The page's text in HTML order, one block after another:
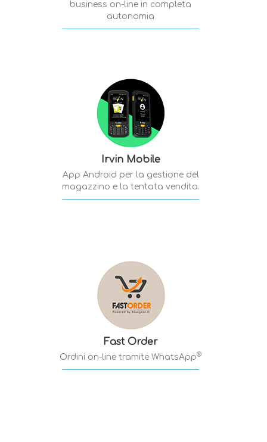
business on-line in completa
autonomia
Irvin Mobile
App Android per la gestione del
magazzino e la tentata vendita.
Fast Order
Ordini on-line tramite WhatsApp®